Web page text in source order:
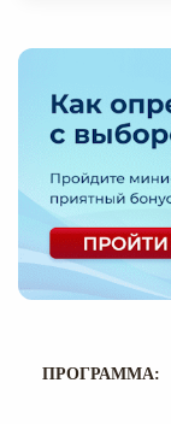
ПРОГРАММА: